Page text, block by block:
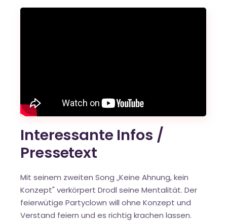
Interessante Infos /
Pressetext
Mit seinem zweiten Song „Keine Ahnung, kein
Konzept" verkörpert Drodl seine Mentalität. Der
feierwütige Partyclown will ohne Konzept und
Verstand feiern und es richtig krachen lassen.